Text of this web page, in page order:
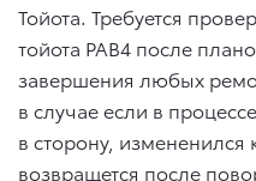
Тойота. Требуется
тойота РАВ4 после
завершения любых
в случае если в
в сторону,
возвращется после